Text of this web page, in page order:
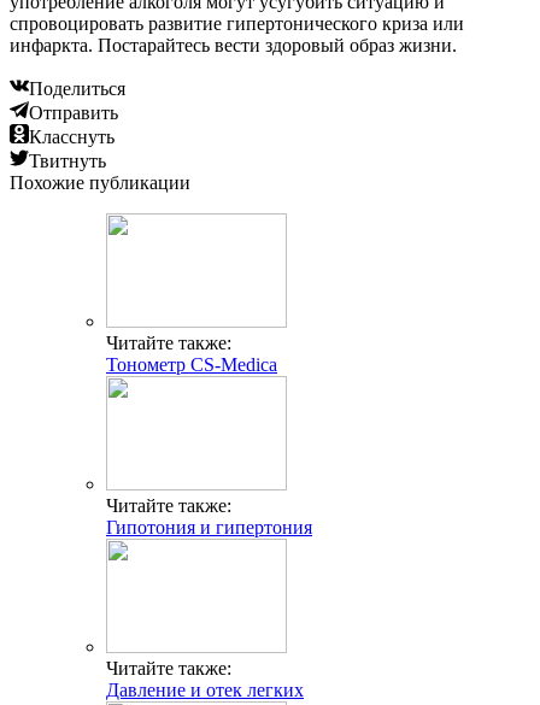
спровоцировать развитие гипертонического криза или
инфаркта. Постарайтесь вести здоровый образ жизни.
Поделиться
Отправить
Класснуть
Твитнуть
Похожие публикации
Читайте также:
Тонометр CS-Medica
Читайте также:
Гипотония и гипертония
Читайте также:
Давление и отек легких